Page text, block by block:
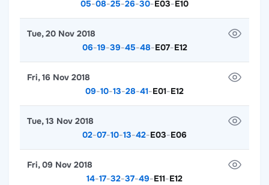
05-08-25-26-30-E03-E10
06-19-39-45-48-E07-E12
Tue, 20 Nov 2018
09-10-13-28-41-E01-E12
Fri, 16 Nov 2018
02-07-10-13-42-E03-E06
Tue, 13 Nov 2018
14-17-32-37-49-E11-E12
Fri, 09 Nov 2018